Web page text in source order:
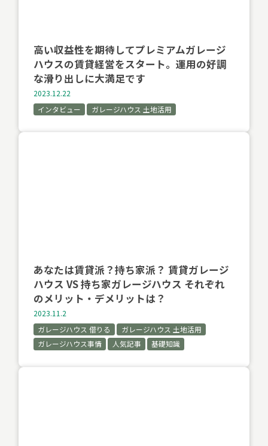
高い収益性を期待してプレミアムガレージ
ハウスの賃貸経営をスタート。運用の好調
な滑り出しに大満足です
2023.12.22
インタビュー
ガレージハウス 土地活用
あなたは賃貸派？持ち家派？ 賃貸ガレージ
ハウス VS 持ち家ガレージハウス それぞれ
のメリット・デメリットは？
2023.11.2
ガレージハウス 借りる
ガレージハウス 土地活用
ガレージハウス事情
人気記事 基礎知識